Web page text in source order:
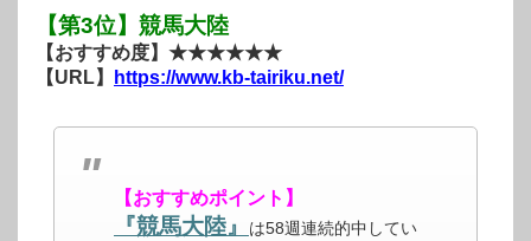
【第3位】競馬大陸
【おすすめ度】★★★★★★
【URL】
https://www.kb-tairiku.net/
【おすすめポイント】
『競馬大陸』
は58週連続的中してい